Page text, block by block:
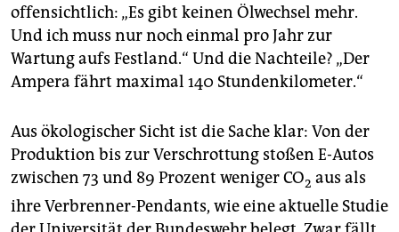
offensichtlich: „Es gibt keinen Ölwechsel mehr.
Und ich muss nur noch einmal pro Jahr zur
Wartung aufs Festland.“ Und die Nachteile? „Der
Ampera fährt maximal 140 Stundenkilometer.“
Aus ökologischer Sicht ist die Sache klar: Von der
Produktion bis zur Verschrottung stoßen E-Autos
zwischen 73 und 89 Prozent weniger CO2 aus als
ihre Verbrenner-Pendants, wie eine aktuelle Studie